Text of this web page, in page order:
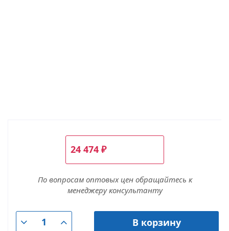
24 474 ₽
По вопросам оптовых цен обращайтесь к
менеджеру консультанту
В корзину